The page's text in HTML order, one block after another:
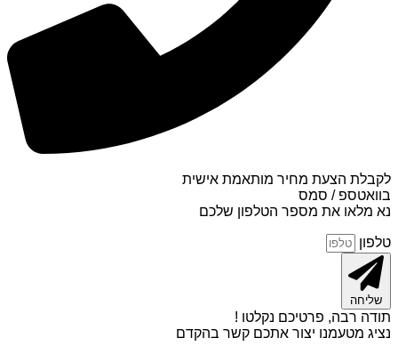
לקבלת הצעת מחיר מותאמת אישית
בוואטספ / סמס
נא מלאו את מספר הטלפון שלכם
טלפון
שליחה
תודה רבה, פרטיכם נקלטו !
נציג מטעמנו יצור אתכם קשר בהקדם